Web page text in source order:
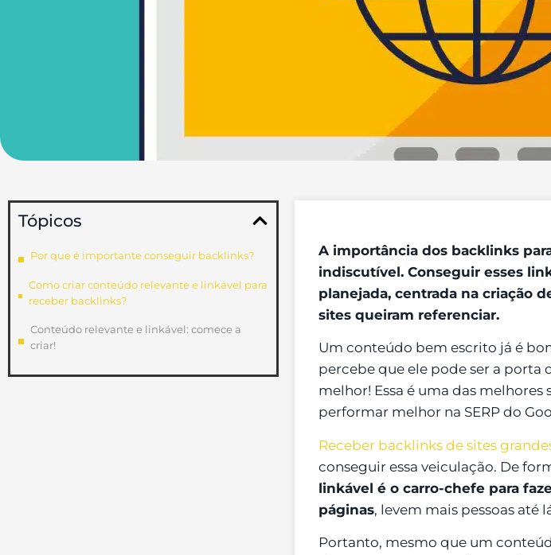
Tópicos
Por que é importante conseguir backlinks?
Como criar conteúdo relevante e linkável para
receber backlinks?
Conteúdo relevante e linkável: comece a
criar!
A importância dos backlinks
indiscutível. Conseguir esses
planejada, centrada na criação
sites queiram referenciar.
Um conteúdo bem escrito já é
percebe que ele pode ser a porta
melhor! Essa é uma das
performar melhor na SERP do
Receber backlinks de sites
conseguir essa veiculação. De
linkável é o carro-chefe para
páginas, levem mais pessoas até
Portanto, mesmo que um